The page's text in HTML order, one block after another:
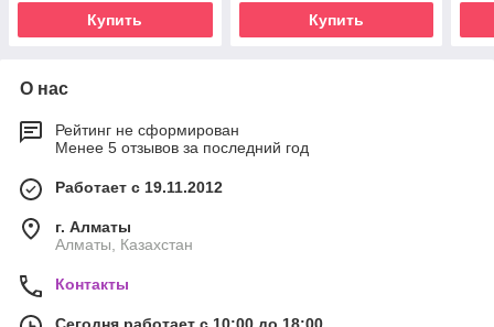
Купить Купить
О нас
Рейтинг не сформирован
Менее 5 отзывов за последний год
Работает с 19.11.2012
г. Алматы
Алматы, Казахстан
Контакты